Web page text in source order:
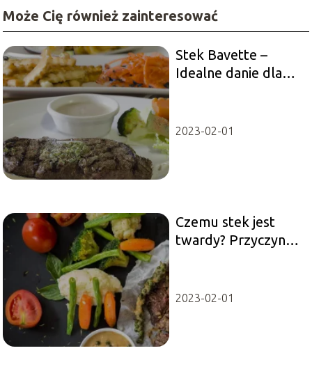
Może Cię również zainteresować
Stek Bavette –
Idealne danie dla
2023-02-01
Czemu stek jest
twardy? Przyczyny i
konsystencję
2023-02-01